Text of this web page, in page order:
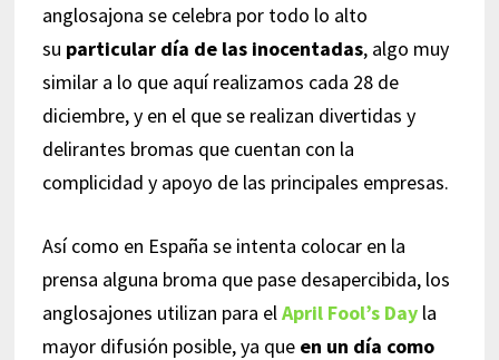
anglosajona se celebra por todo lo alto
su particular día de las inocentadas, algo muy
similar a lo que aquí realizamos cada 28 de
diciembre, y en el que se realizan divertidas y
delirantes bromas que cuentan con la
complicidad y apoyo de las principales empresas.
Así como en España se intenta colocar en la
prensa alguna broma que pase desapercibida, los
anglosajones utilizan para elApril Fool’s Dayla
mayor difusión posible, ya que en un día como